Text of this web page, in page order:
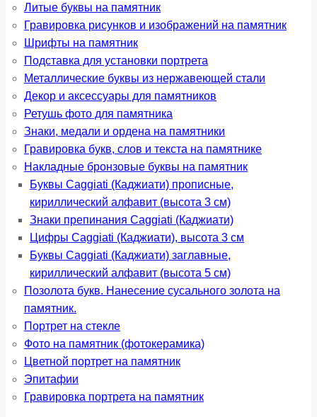
Литые буквы на памятник
Гравировка рисунков и изображений на памятник
Шрифты на памятник
Подставка для установки портрета
Металлические буквы из нержавеющей стали
Декор и аксессуары для памятников
Ретушь фото для памятника
Знаки, медали и ордена на памятники
Гравировка букв, слов и текста на памятнике
Накладные бронзовые буквы на памятник
Буквы Caggiati (Каджиати) прописные,
кириллический алфавит (высота 3 см)
Знаки препинания Caggiati (Каджиати)
Цифры Caggiati (Каджиати), высота 3 см
Буквы Caggiati (Каджиати) заглавные,
кириллический алфавит (высота 5 см)
Позолота букв. Нанесение сусального золота на
памятник.
Портрет на стекле
Фото на памятник (фотокерамика)
Цветной портрет на памятник
Эпитафии
Гравировка портрета на памятник